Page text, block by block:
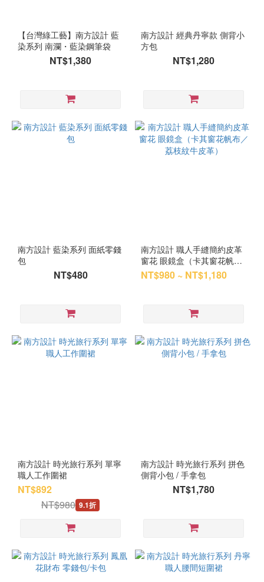
【台灣綠工藝】南方設計 藍
染系列 南瀾・藍染鋼筆袋
NT$1,380
南方設計 經典丹寧款 側背小
方包
NT$1,280
南方設計 藍染系列 面紙零錢
包
NT$480
南方設計 職人手縫簡約皮革
窗花 眼鏡盒（卡其窗花帆布
／荔枝紋牛皮革）
NT$980 ~ NT$1,180
南方設計 時光旅行系列 單寧
職人工作圍裙
NT$892
NT$980 9.1折
南方設計 時光旅行系列 拼色
側背小包 / 手拿包
NT$1,780